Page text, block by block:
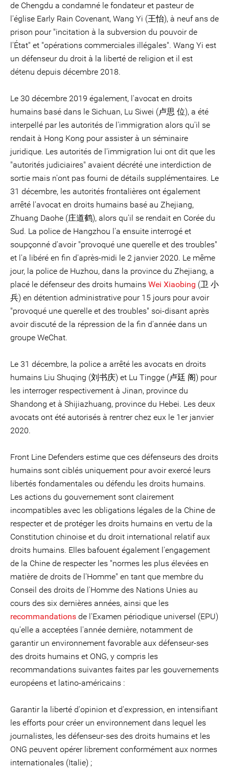
de Chengdu a condamné le fondateur et pasteur de
l'église Early Rain Covenant, Wang Yi (王怡), à neuf ans de
prison pour "incitation à la subversion du pouvoir de
l'État" et "opérations commerciales illégales". Wang Yi est
un défenseur du droit à la liberté de religion et il est
détenu depuis décembre 2018.
Le 30 décembre 2019 également, l'avocat en droits
humains basé dans le Sichuan, Lu Siwei (卢思 位), a été
interpellé par les autorités de l'immigration alors qu'il se
rendait à Hong Kong pour assister à un séminaire
juridique. Les autorités de l'immigration lui ont dit que les
"autorités judiciaires" avaient décrété une interdiction de
sortie mais n'ont pas fourni de détails supplémentaires. Le
31 décembre, les autorités frontalières ont également
arrêté l'avocat en droits humains basé au Zhejiang,
Zhuang Daohe (庄道鹤), alors qu'il se rendait en Corée du
Sud. La police de Hangzhou l'a ensuite interrogé et
soupçonné d'avoir "provoqué une querelle et des troubles"
et l'a libéré en fin d'après-midi le 2 janvier 2020. Le même
jour, la police de Huzhou, dans la province du Zhejiang, a
placé le défenseur des droits humains Wei Xiaobing (卫 小
兵) en détention administrative pour 15 jours pour avoir
"provoqué une querelle et des troubles" soi-disant après
avoir discuté de la répression de la fin d'année dans un
groupe WeChat.
Le 31 décembre, la police a arrêté les avocats en droits
humains Liu Shuqing (刘书庆) et Lu Tingge (卢廷 阁) pour
les interroger respectivement à Jinan, province du
Shandong et à Shijiazhuang, province du Hebei. Les deux
avocats ont été autorisés à rentrer chez eux le 1er janvier
2020.
Front Line Defenders estime que ces défenseurs des droits
humains sont ciblés uniquement pour avoir exercé leurs
libertés fondamentales ou défendu les droits humains.
Les actions du gouvernement sont clairement
incompatibles avec les obligations légales de la Chine de
respecter et de protéger les droits humains en vertu de la
Constitution chinoise et du droit international relatif aux
droits humains. Elles bafouent également l'engagement
de la Chine de respecter les "normes les plus élevées en
matière de droits de l'Homme" en tant que membre du
Conseil des droits de l'Homme des Nations Unies au
cours des six dernières années, ainsi que les
recommandations de l'Examen périodique universel (EPU)
qu'elle a acceptées l'année dernière, notamment de
garantir un environnement favorable aux défenseur-ses
des droits humains et ONG, y compris les
recommandations suivantes faites par les gouvernements
européens et latino-américains :
Garantir la liberté d'opinion et d'expression, en intensifiant
les efforts pour créer un environnement dans lequel les
journalistes, les défenseur-ses des droits humains et les
ONG peuvent opérer librement conformément aux normes
internationales (Italie) ;